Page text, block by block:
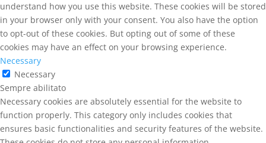
understand how you use this website. These cookies will be stored
in your browser only with your consent. You also have the option
to opt-out of these cookies. But opting out of some of these
cookies may have an effect on your browsing experience.
Necessary
Necessary
Sempre abilitato
Necessary cookies are absolutely essential for the website to
function properly. This category only includes cookies that
ensures basic functionalities and security features of the website.